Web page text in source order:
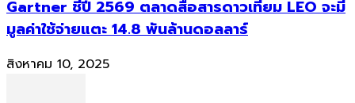
Gartner ชี้ปี 2569 ตลาดสื่อสารดาวเทียม LEO จะมี
มูลค่าใช้จ่ายแตะ 14.8 พันล้านดอลลาร์
สิงหาคม 10, 2025